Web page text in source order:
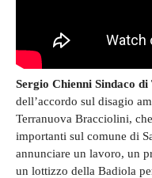
Sergio Chienni Sindaco
dell’accordo sul disagio
Terranuova Bracciolini,
importanti sul comune di
annunciare un lavoro, un
un lottizzo della Badiola